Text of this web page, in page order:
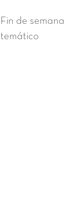
Fin de semana
temático